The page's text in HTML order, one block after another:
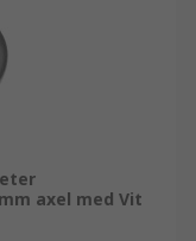
axel med Vit